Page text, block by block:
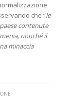
che “le
contenute
nonché il
minaccia